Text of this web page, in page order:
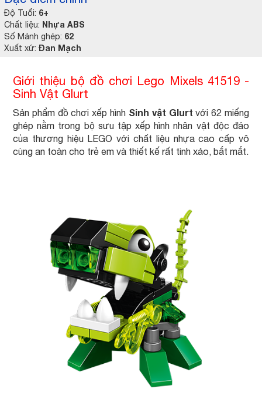
Độ Tuổi: 6+
Chất liệu: Nhựa ABS
Số Mảnh ghép: 62
Xuất xứ: Đan Mạch
Giới thiệu bộ đồ chơi Lego Mixels 41519 -
Sinh Vật Glurt
Sản phẩm đồ chơi xếp hình Sinh vật Glurt với 62 miếng
ghép nằm trong bộ sưu tập xếp hình nhân vật độc đáo
của thương hiệu LEGO với chất liệu nhựa cao cấp vô
cùng an toàn cho trẻ em và thiết kế rất tinh xảo, bắt mắt.